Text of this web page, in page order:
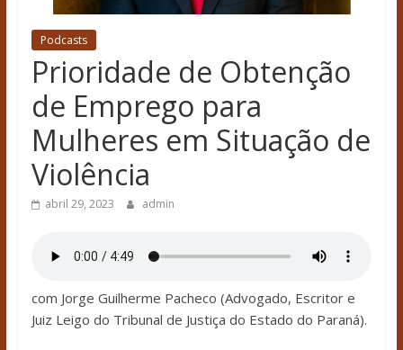
Podcasts
Prioridade de Obtenção
de Emprego para
Mulheres em Situação de
Violência
abril 29, 2023 admin
com Jorge Guilherme Pacheco (Advogado, Escritor e
Juiz Leigo do Tribunal de Justiça do Estado do Paraná).